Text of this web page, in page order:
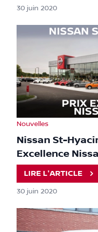
30 juin 2020
Nouvelles
Nissan St-
Excellence
LIRE L'ARTICLE
30 juin 2020